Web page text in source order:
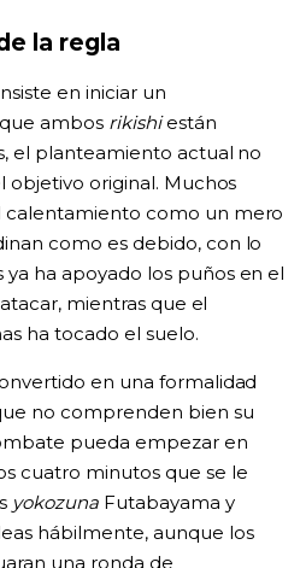
la regla
en iniciar un
ambos rikishiestán
el planteamiento actual no
objetivo original. Muchos
calentamiento como un mero
como es debido, con lo
ha apoyado los puños en el
mientras que el
ha tocado el suelo.
en una formalidad
no comprenden bien su
pueda empezar en
cuatro minutos que se le
yokozunaFutabayama y
hábilmente, aunque los
una ronda de